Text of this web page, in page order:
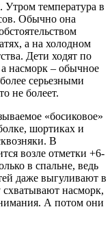
Утром температура в
Обычно она
а на холодном
Дети ходят по
насморк – обычное
серьезными
не болеет.
«босиковое»
шортиках и
В
возле отметки +6-
в спальне, ведь
даже выгуливают в
насморк,
А потом они